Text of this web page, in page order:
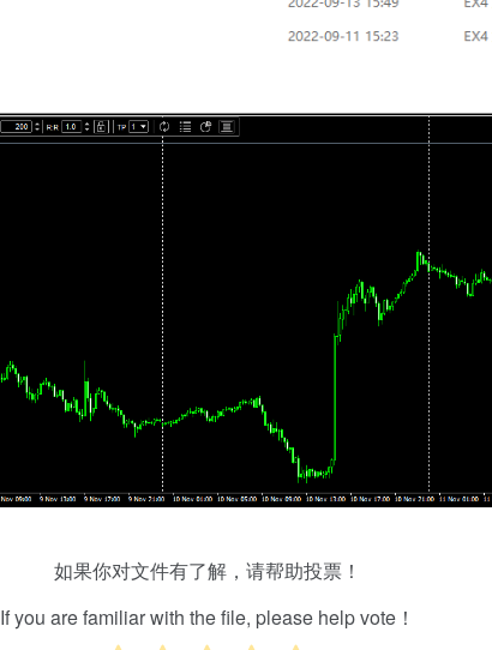
如果你对文件有了解，请帮助投票！
If you are familiar with the file, please help vote！